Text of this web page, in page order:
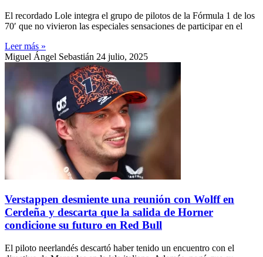
El recordado Lole integra el grupo de pilotos de la Fórmula 1 de los
70′ que no vivieron las especiales sensaciones de participar en el
Leer más »
Miguel Ángel Sebastián 24 julio, 2025
Verstappen desmiente una reunión con Wolff en
Cerdeña y descarta que la salida de Horner
condicione su futuro en Red Bull
El piloto neerlandés descartó haber tenido un encuentro con el